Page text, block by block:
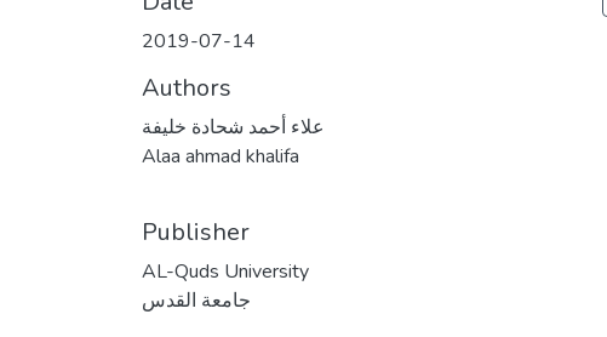
2019-07-14
Authors
علاء أحمد شحادة خليفة
Alaa ahmad khalifa
Publisher
AL-Quds University
جامعة القدس